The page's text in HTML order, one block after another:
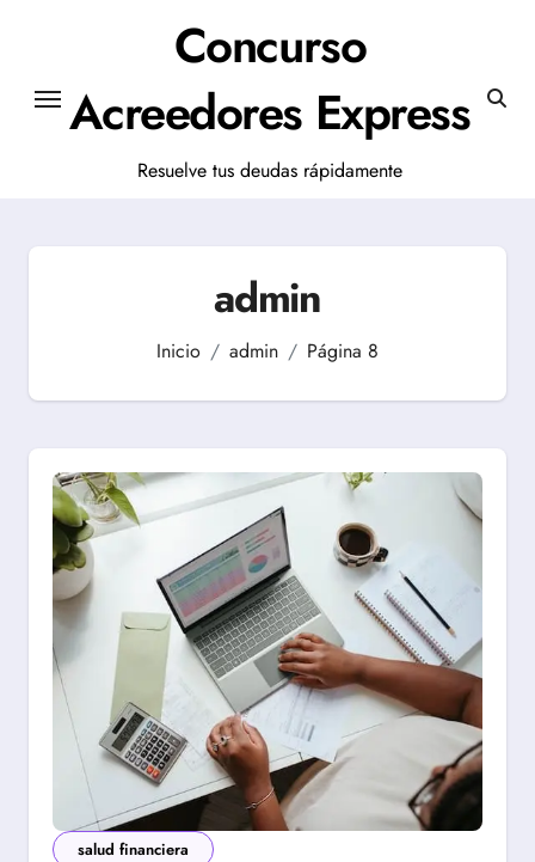
Concurso
Acreedores Express
Resuelve tus deudas rápidamente
admin
Inicio admin Página 8
salud financiera